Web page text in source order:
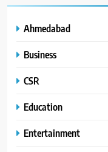
Ahmedabad
Business
CSR
Education
Entertainment